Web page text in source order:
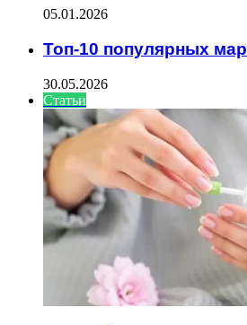
05.01.2026
Топ-10 популярных
30.05.2026
Статьи